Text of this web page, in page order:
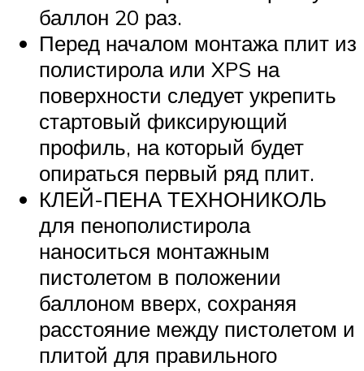
баллон 20 раз.
Перед началом монтажа плит из
полистирола или XPS на
поверхности следует укрепить
стартовый фиксирующий
профиль, на который будет
опираться первый ряд плит.
КЛЕЙ-ПЕНА ТЕХНОНИКОЛЬ
для пенополистирола
наноситься монтажным
пистолетом в положении
баллоном вверх, сохраняя
расстояние между пистолетом и
плитой для правильного